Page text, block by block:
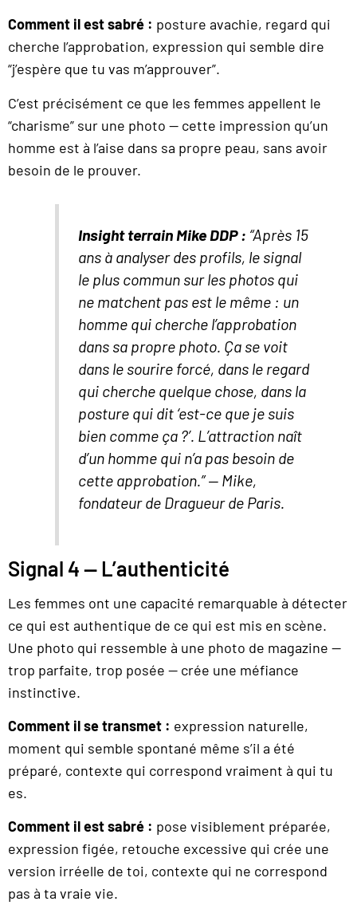
Comment il est sabré : posture avachie, regard qui
cherche l’approbation, expression qui semble dire
“j’espère que tu vas m’approuver”.
C’est précisément ce que les femmes appellent le
“charisme” sur une photo — cette impression qu’un
homme est à l’aise dans sa propre peau, sans avoir
besoin de le prouver.
Insight terrain Mike DDP : “Après 15
ans à analyser des profils, le signal
le plus commun sur les photos qui
ne matchent pas est le même : un
homme qui cherche l’approbation
dans sa propre photo. Ça se voit
dans le sourire forcé, dans le regard
qui cherche quelque chose, dans la
posture qui dit ‘est-ce que je suis
bien comme ça ?’. L’attraction naît
d’un homme qui n’a pas besoin de
cette approbation.”— Mike,
fondateur de Dragueur de Paris.
Signal 4 — L’authenticité
Les femmes ont une capacité remarquable à détecter
ce qui est authentique de ce qui est mis en scène.
Une photo qui ressemble à une photo de magazine —
trop parfaite, trop posée — crée une méfiance
instinctive.
Comment il se transmet : expression naturelle,
moment qui semble spontané même s’il a été
préparé, contexte qui correspond vraiment à qui tu
es.
Comment il est sabré : pose visiblement préparée,
expression figée, retouche excessive qui crée une
version irréelle de toi, contexte qui ne correspond
pas à ta vraie vie.